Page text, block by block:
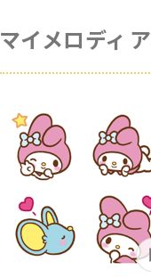
マイメロディ